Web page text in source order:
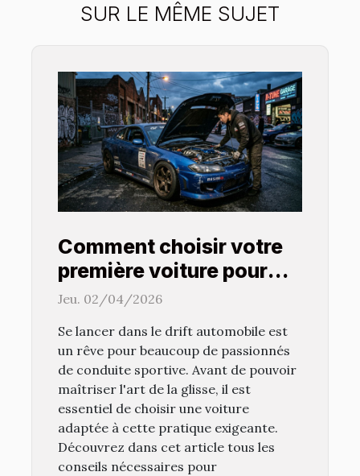
SUR LE MÊME SUJET
Comment choisir votre
première voiture pour
pratiquer le drift ?
Jeu. 02/04/2026
Se lancer dans le drift automobile est
un rêve pour beaucoup de passionnés
de conduite sportive. Avant de pouvoir
maîtriser l'art de la glisse, il est
essentiel de choisir une voiture
adaptée à cette pratique exigeante.
Découvrez dans cet article tous les
conseils nécessaires pour